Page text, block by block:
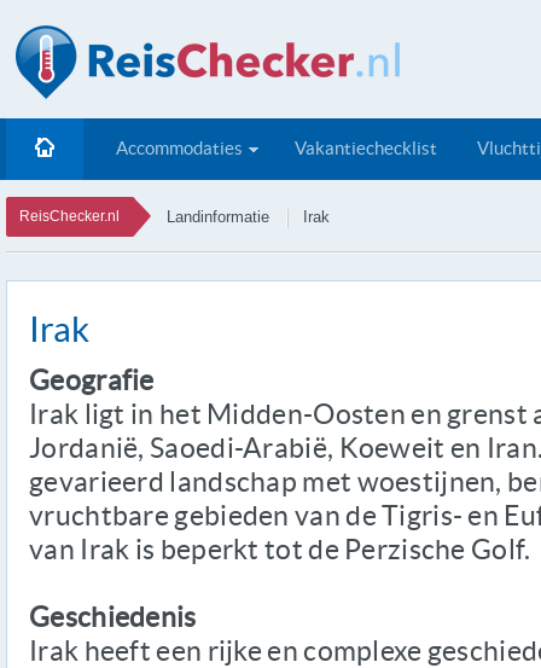
Accommodaties Vakantiechecklist
ReisChecker.nl Landinformatie Irak
Irak
Geografie
Irak ligt in het Midden-Oosten en grenst
Jordanië, Saoedi-Arabië, Koeweit en
gevarieerd landschap met woestijnen,
vruchtbare gebieden van de Tigris- en
van Irak is beperkt tot de Perzische Golf.
Geschiedenis
Irak heeft een rijke en complexe